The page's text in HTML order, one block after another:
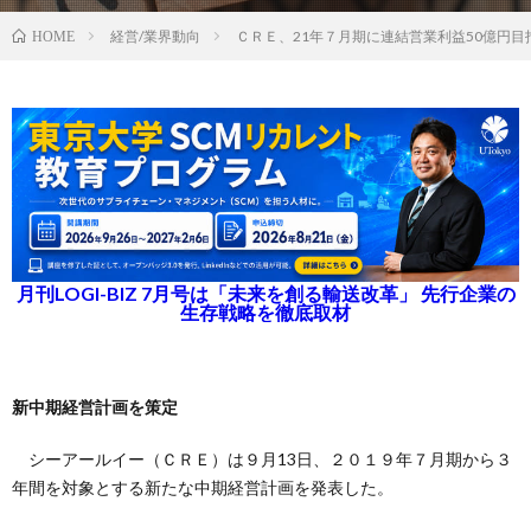
HOME 経営/業界動向 ＣＲＥ、21年７月期に連結営業利益50億円目
月刊LOGI-BIZ 7月号は「未来を創る輸送改革」 先行企業の
生存戦略を徹底取材
新中期経営計画を策定
シーアールイー（ＣＲＥ）は９月13日、２０１９年７月期から３
年間を対象とする新たな中期経営計画を発表した。